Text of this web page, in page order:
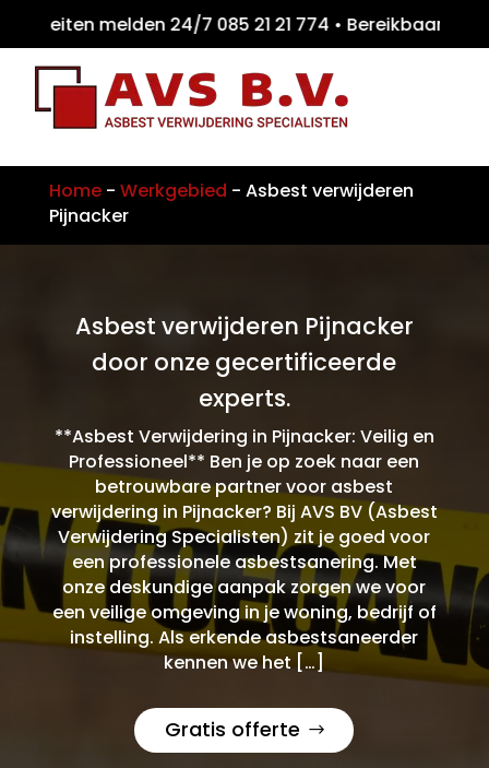
melden 24/7 085 21 21 774 •
Home- Werkgebied - Asbest verwijderen
Pijnacker
Asbest verwijderen Pijnacker
door onze gecertificeerde
experts.
**Asbest Verwijdering in Pijnacker: Veilig en
Professioneel** Ben je op zoek naar een
betrouwbare partner voor asbest
verwijdering in Pijnacker? Bij AVS BV (Asbest
Verwijdering Specialisten) zit je goed voor
een professionele asbestsanering. Met
onze deskundige aanpak zorgen we voor
een veilige omgeving in je woning, bedrijf of
instelling. Als erkende asbestsaneerder
kennen we het […]
Gratis offerte